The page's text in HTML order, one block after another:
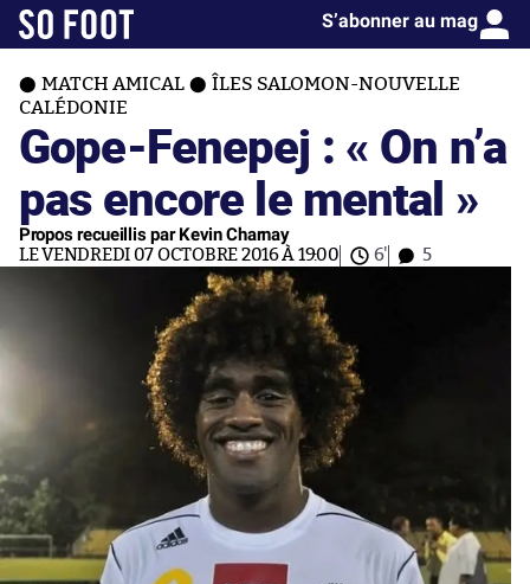
S’abonner au mag
MATCH AMICAL
ÎLES SALOMON-NOUVELLE
CALÉDONIE
Gope-Fenepej : « On n’a
pas encore le mental »
Propos recueillis par Kevin Charnay
LE VENDREDI 07 OCTOBRE 2016 À 19:00 6' 5